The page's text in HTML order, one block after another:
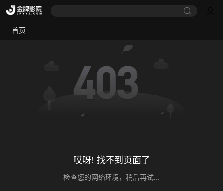
首页
哎呀! 找不到页面了
检查您的网络环境，稍后再试...